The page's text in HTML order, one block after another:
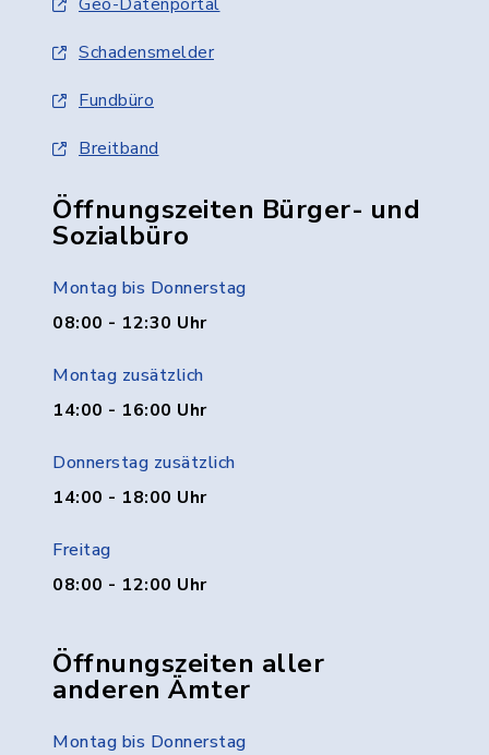
Schadensmelder
Fundbüro
Breitband
Öffnungszeiten Bürger- und
Sozialbüro
Montag bis Donnerstag
08:00 - 12:30 Uhr
Montag zusätzlich
14:00 - 16:00 Uhr
Donnerstag zusätzlich
14:00 - 18:00 Uhr
Freitag
08:00 - 12:00 Uhr
Öffnungszeiten aller
anderen Ämter
Montag bis Donnerstag